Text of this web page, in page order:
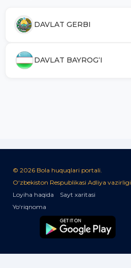
DAVLAT GERBI
DAVLAT BAYROG‘I
© 2026 Bola huquqlari portali.
O‘zbekiston Respublikasi Adliya vazirligi
Loyiha haqida
Sayt xaritasi
Yo‘riqnoma